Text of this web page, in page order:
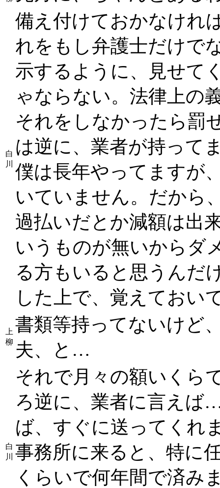
白
川
備え付けておかなけれ
れをもし弁護士だけで
示するように、見せて
ゃならない。法律上の
それをしなかったら罰
は逆に、業者が持って
僕は長年やってますが
いていません。だから
過払いだとか減額は出
いうものが無いからダ
る方もいると思うんだ
した上で、覚えておい
上
柳
書類等持ってないけど
夫、と…
白
川
それで月々の額いくら
ろ逆に、業者に言えば
ば、すぐに送ってくれ
事務所に来ると、特に
くらいで何年間で済み